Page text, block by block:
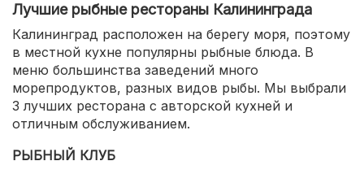
Лучшие рыбные рестораны Калининграда
Калининград расположен на берегу моря, поэтому
в местной кухне популярны рыбные блюда. В
меню большинства заведений много
морепродуктов, разных видов рыбы. Мы выбрали
3 лучших ресторана с авторской кухней и
отличным обслуживанием.
РЫБНЫЙ КЛУБ